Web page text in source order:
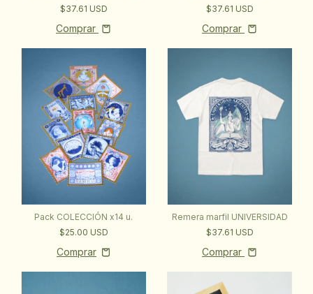
$37.61 USD
Comprar
$37.61 USD
Comprar
Pack COLECCIÓN x14 u.
$25.00 USD
Remera marfil UNIVERSIDAD
$37.61 USD
Comprar